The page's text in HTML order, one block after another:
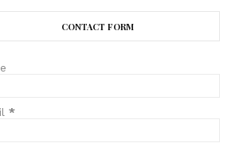
CONTACT FORM
*